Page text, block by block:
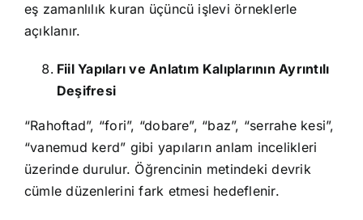
eş zamanlılık kuran üçüncü işlevi örneklerle
açıklanır.
Fiil Yapıları ve Anlatım Kalıplarının Ayrıntılı
Deşifresi
“Rahoftad”, “fori”, “dobare”, “baz”, “serrahe kesi”,
“vanemud kerd” gibi yapıların anlam incelikleri
üzerinde durulur. Öğrencinin metindeki devrik
cümle düzenlerini fark etmesi hedeflenir.